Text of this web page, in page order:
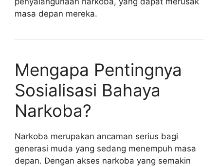
masa depan mereka.
Mengapa Pentingnya
Sosialisasi Bahaya
Narkoba?
Narkoba merupakan ancaman serius bagi
generasi muda yang sedang menempuh masa
depan. Dengan akses narkoba yang semakin